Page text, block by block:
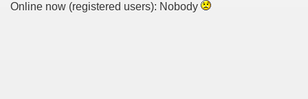
Online now (registered users): Nobody